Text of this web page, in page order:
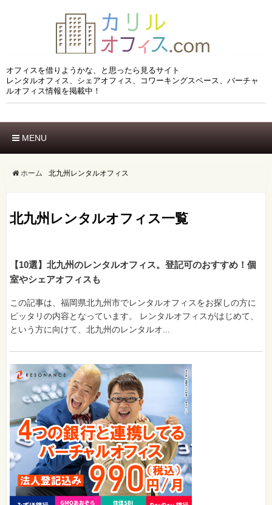
オフィスを借りようかな、と思ったら見るサイト
レンタルオフィス、シェアオフィス、コワーキングスペース、バーチャ
ルオフィス情報を掲載中！
MENU
駅でさがす ブランドでさがす
ホーム 北九州レンタルオフィス
北九州レンタルオフィス一覧
【10選】北九州のレンタルオフィス。登記可のおすすめ！個
室やシェアオフィスも
この記事は、福岡県北九州市でレンタルオフィスをお探しの方に
ピッタリの内容となっています。 レンタルオフィスがはじめて、
という方に向けて、北九州のレンタルオ...